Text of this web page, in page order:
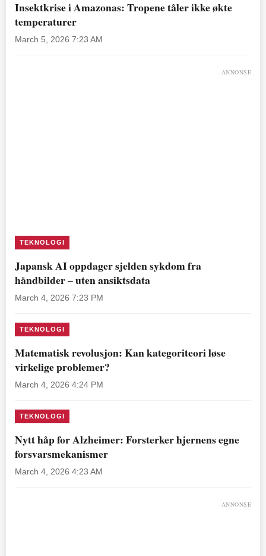
Insektkrise i Amazonas: Tropene tåler ikke økte
temperaturer
March 5, 2026 7:23 AM
ANNONSE
TEKNOLOGI
Japansk AI oppdager sjelden sykdom fra
håndbilder – uten ansiktsdata
March 4, 2026 7:23 PM
TEKNOLOGI
Matematisk revolusjon: Kan kategoriteori løse
virkelige problemer?
March 4, 2026 4:24 PM
TEKNOLOGI
Nytt håp for Alzheimer: Forsterker hjernens egne
forsvarsmekanismer
March 4, 2026 4:23 AM
ANNONSE